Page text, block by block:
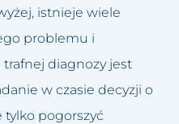
istnieje wiele
problemu i
diagnozy jest
w czasie decyzji o
tylko pogorszyć